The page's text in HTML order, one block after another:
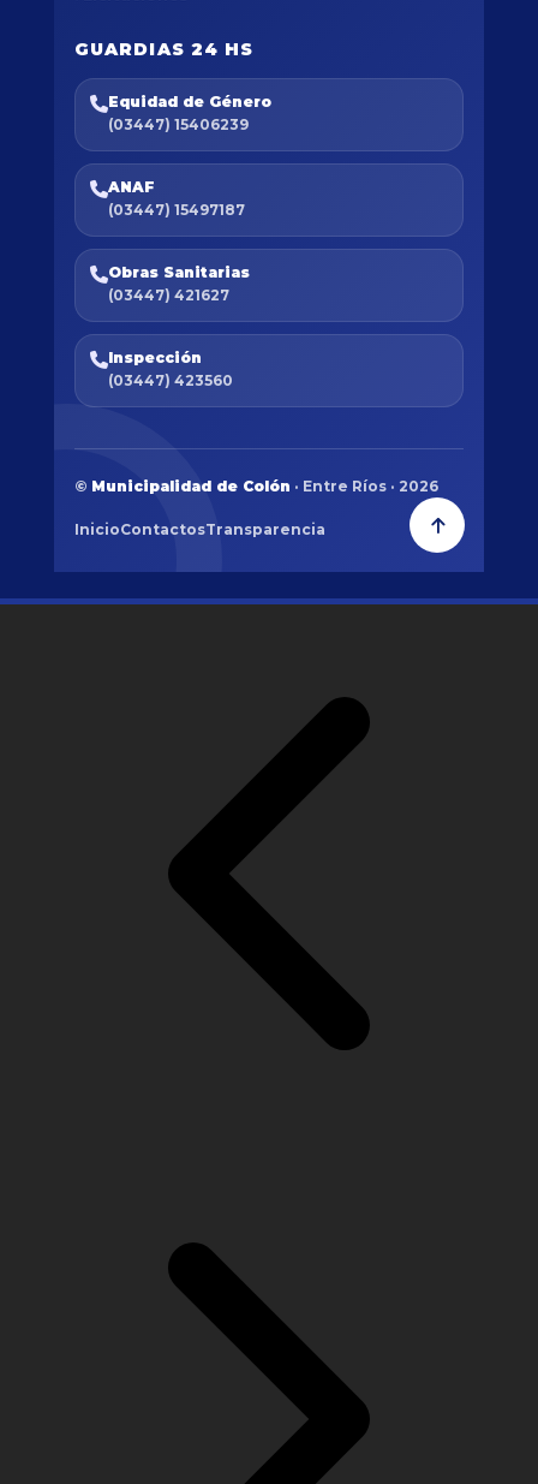
GUARDIAS 24 HS
Equidad de Género
(03447) 15406239
ANAF
(03447) 15497187
Obras Sanitarias
(03447) 421627
Inspección
(03447) 423560
© Municipalidad de Colón · Entre Ríos · 2026
InicioContactosTransparencia